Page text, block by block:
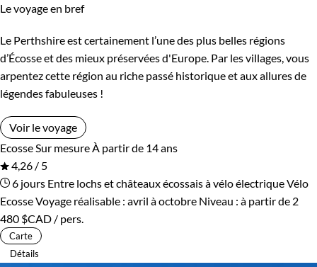
Itinérance
Itinérant Semi-itinérant
Le voyage en bref
Le Perthshire est certainement l’une des plus belles régions
d’Écosse et des mieux préservées d'Europe. Par les villages, vous
arpentez cette région au riche passé historique et aux allures de
légendes fabuleuses !
Voir le voyage
Ecosse Sur mesure À partir de 14 ans
4,26 / 5
6 jours Entre lochs et châteaux écossais à vélo électriqueVélo
EcosseVoyage réalisable : avril à octobre Niveau : à partir de 2
480 $CAD / pers.
Carte
Détails